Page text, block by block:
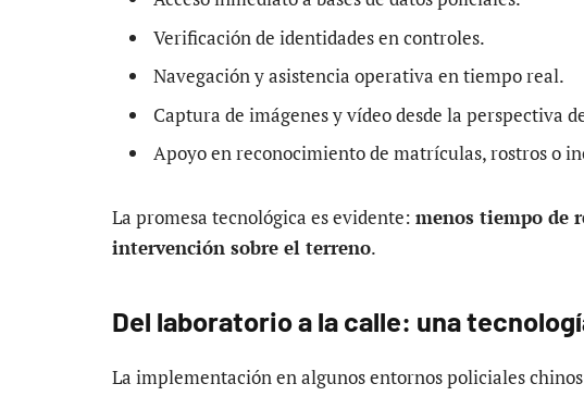
Verificación de identidades en controles.
Navegación y asistencia operativa en tiempo real.
Captura de imágenes y vídeo desde la perspectiva
Apoyo en reconocimiento de matrículas, rostros o
La promesa tecnológica es evidente: menos tiempo de
intervención sobre el terreno.
Del laboratorio a la calle: una
La implementación en algunos entornos policiales